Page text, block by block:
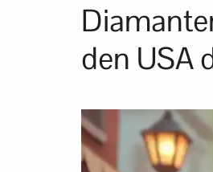
den USA